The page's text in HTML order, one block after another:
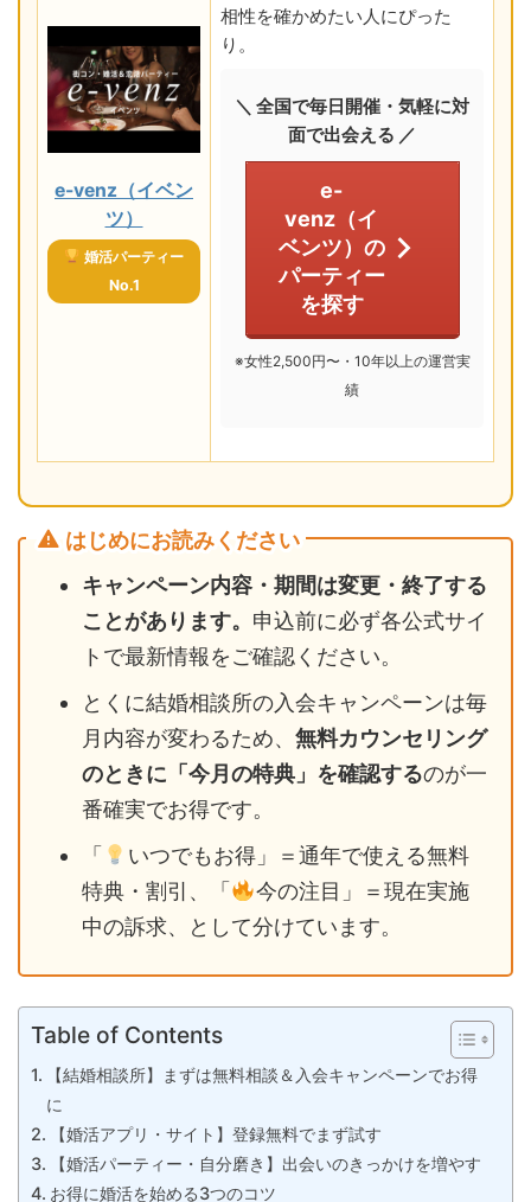
e-venz（イベン
ツ）
婚活パーティー
No.1
相性を確かめたい人にぴった
り。
＼ 全国で毎日開催・気軽に対
面で出会える ／
e-
venz（イ
ベンツ）の
パーティー
を探す
※女性2,500円〜・10年以上の運営実
績
はじめにお読みください
キャンペーン内容・期間は変更・終了する
ことがあります。 申込前に必ず各公式サイ
トで最新情報をご確認ください。
とくに結婚相談所の入会キャンペーンは毎
月内容が変わるため、 無料カウンセリング
のときに「今月の特典」を確認するのが一
番確実でお得です。
「
いつでもお得」＝通年で使える無料
特典・割引、「
今の注目」＝現在実施
中の訴求、として分けています。
Table of Contents
【結婚相談所】まずは無料相談＆入会キャンペーンでお得
に
【婚活アプリ・サイト】登録無料でまず試す
【婚活パーティー・自分磨き】出会いのきっかけを増やす
お得に婚活を始める3つのコツ